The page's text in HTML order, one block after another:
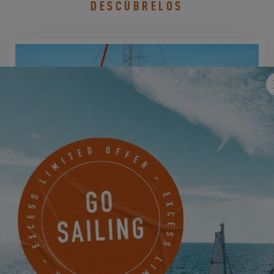
DESCÚBRELOS
EXCESS 11